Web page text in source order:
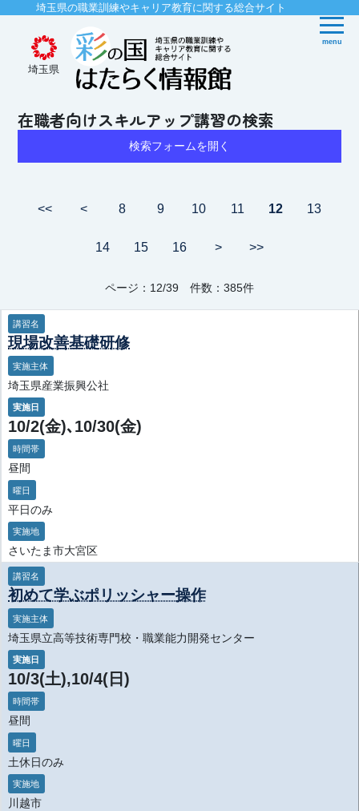
埼玉県の職業訓練やキャリア教育に関する総合サイト
埼玉県
menu
在職者向けスキルアップ講習の検索
検索フォームを開く
<< < 8 9 10 11 12 13
14 15 16 > >>
ページ：12/39 件数：385件
講習名
現場改善基礎研修
実施主体
埼玉県産業振興公社
実施日
10/2(金)､10/30(金)
時間帯
昼間
曜日
平日のみ
実施地
さいたま市大宮区
講習名
初めて学ぶポリッシャー操作
実施主体
埼玉県立高等技術専門校・職業能力開発センター
実施日
10/3(土),10/4(日)
時間帯
昼間
曜日
土休日のみ
実施地
川越市